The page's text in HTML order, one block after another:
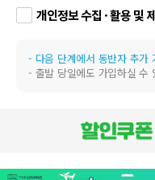
개인정보 수집 · 활용 및
- 다음 단계에서 동반자 추가
- 출발 당일에도 가입하실 수